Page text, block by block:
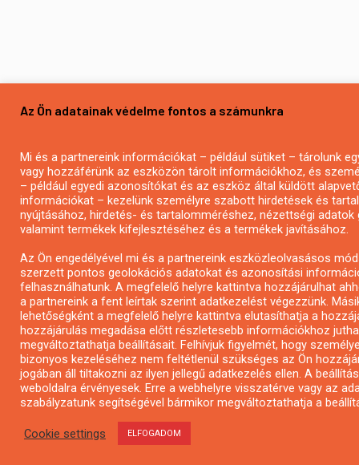
Az Ön adatainak védelme fontos a számunkra
Mi és a partnereink információkat – például sütiket – tárolunk
vagy hozzáférünk az eszközön tárolt információkhoz, és
– például egyedi azonosítókat és az eszköz által küldött
információkat – kezelünk személyre szabott hirdetések és
nyújtásához, hirdetés- és tartalomméréshez, nézettségi adatok
valamint termékek kifejlesztéséhez és a termékek javításához.
Az Ön engedélyével mi és a partnereink eszközleolvasásos
szerzett pontos geolokációs adatokat és azonosítási
felhasználhatunk. A megfelelő helyre kattintva hozzájárulhat
a partnereink a fent leírtak szerint adatkezelést végezzünk.
lehetőségként a megfelelő helyre kattintva elutasíthatja a
hozzájárulás megadása előtt részletesebb információkhoz
megváltoztathatja beállításait. Felhívjuk figyelmét, hogy
bizonyos kezeléséhez nem feltétlenül szükséges az Ön
jogában áll tiltakozni az ilyen jellegű adatkezelés ellen. A
weboldalra érvényesek. Erre a webhelyre visszatérve vagy az
szabályzatunk segítségével bármikor megváltoztathatja a
Cookie settings ELFOGADOM